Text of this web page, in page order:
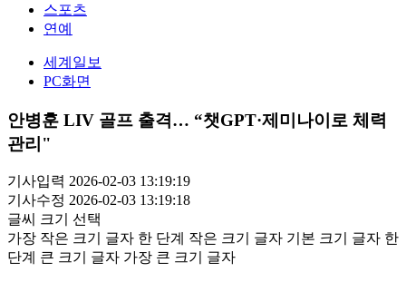
스포츠
연예
세계일보
PC화면
안병훈 LIV 골프 출격… “챗GPT·제미나이로 체력
관리"
기사입력 2026-02-03 13:19:19
기사수정 2026-02-03 13:19:18
글씨 크기 선택
가장 작은 크기 글자 한 단계 작은 크기 글자 기본 크기 글자 한
단계 큰 크기 글자 가장 큰 크기 글자